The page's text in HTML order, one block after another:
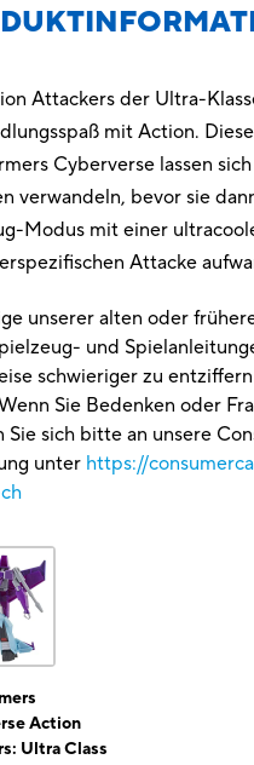
Attackers der Ultra-
mit Action.
Cyberverse lassen
verwandeln, bevor sie
Modus mit einer
Attacke
unserer alten oder
und
schwieriger zu
Sie Bedenken oder
Sie sich bitte an unsere
unter https://
Action
Ultra Class